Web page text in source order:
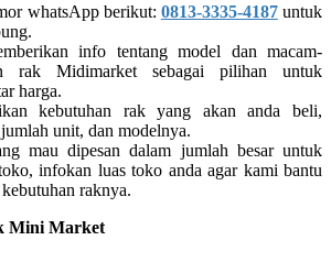
whatsApp berikut: 0813-3335-4187untuk
info tentang model dan macam-
rak Midimarket sebagai pilihan untuk
harga.
kebutuhan rak yang akan anda beli,
unit, dan modelnya.
mau dipesan dalam jumlah besar untuk
infokan luas toko anda agar kami bantu
raknya.
Mini Market